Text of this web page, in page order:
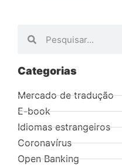
Categorias
Mercado de tradução
E-book
Idiomas estrangeiros
Coronavírus
Open Banking